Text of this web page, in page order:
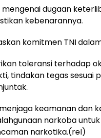
dugaan
kebenarannya.
komitmen TNI
toleransi terhadap
tindakan tegas sesuai
keamanan dan
narkoba
narkotika.(rel)